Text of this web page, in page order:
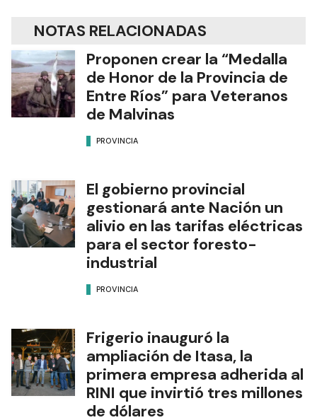
NOTAS RELACIONADAS
Proponen crear la “Medalla
de Honor de la Provincia de
Entre Ríos” para Veteranos
de Malvinas
PROVINCIA
El gobierno provincial
gestionará ante Nación un
alivio en las tarifas eléctricas
para el sector foresto-
industrial
PROVINCIA
Frigerio inauguró la
ampliación de Itasa, la
primera empresa adherida al
RINI que invirtió tres millones
de dólares